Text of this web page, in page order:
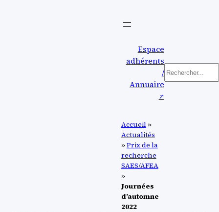
Espace
adhérents
/
Annuaire
↗︎
Rechercher
Accueil»
Actualités
»Prix de la
recherche
SAES/AFEA
»
Journées
d’automne
2022